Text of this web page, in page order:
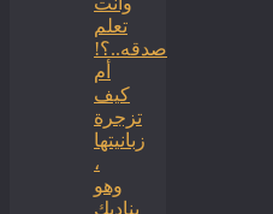
تعلم
صدقه..؟!
أم
كيف
تزجرة
زبانيتها
،
وهو
يناديك